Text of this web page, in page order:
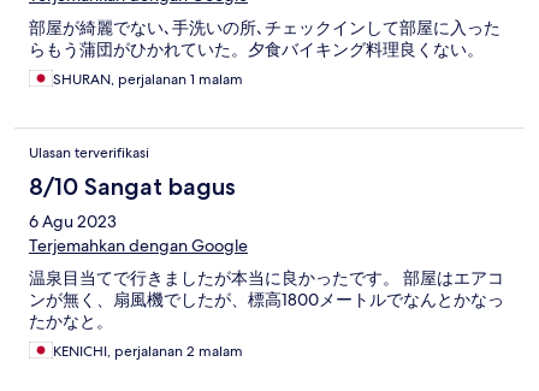
部屋が綺麗でない､手洗いの所､チェックインして部屋に入った
らもう蒲団がひかれていた。夕食バイキング料理良くない。
SHURAN, perjalanan 1 malam
Ulasan terverifikasi
8/10 Sangat bagus
6 Agu 2023
Terjemahkan dengan Google
温泉目当てで行きましたが本当に良かったです。 部屋はエアコ
ンが無く、扇風機でしたが、標高1800メートルでなんとかなっ
たかなと。
KENICHI, perjalanan 2 malam